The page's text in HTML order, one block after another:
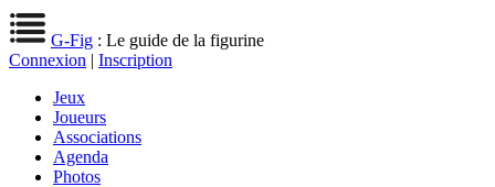
G-Fig : Le guide de la figurine
Connexion | Inscription
Jeux
Joueurs
Associations
Agenda
Photos